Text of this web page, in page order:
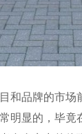
品牌的市场
明显的，毕